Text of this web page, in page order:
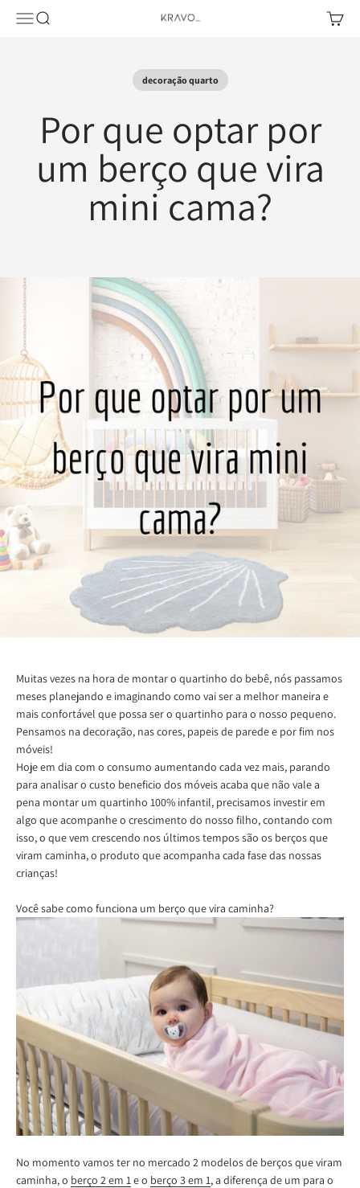
Pular para o conteúdo
Abrir menu de navegação
Abrir pesquisa KRAVO urban design Abrir
decoração quarto
Por que optar por
um berço que vira
mini cama?
Muitas vezes na hora de montar o quartinho do bebê, nós passamos
meses planejando e imaginando como vai ser a melhor maneira e
mais confortável que possa ser o quartinho para o nosso pequeno.
Pensamos na decoração, nas cores, papeis de parede e por fim nos
móveis!
Hoje em dia com o consumo aumentando cada vez mais, parando
para analisar o custo beneficio dos móveis acaba que não vale a
pena montar um quartinho 100% infantil, precisamos investir em
algo que acompanhe o crescimento do nosso filho, contando com
isso, o que vem crescendo nos últimos tempos são os berços que
viram caminha, o produto que acompanha cada fase das nossas
crianças!
Você sabe como funciona um berço que vira caminha?
No momento vamos ter no mercado 2 modelos de berços que viram
caminha, o berço 2 em 1e o berço 3 em 1, a diferença de um para o